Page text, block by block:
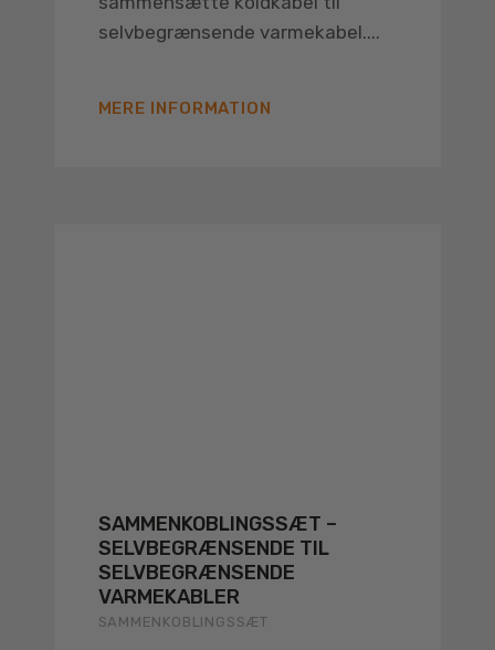
selvbegrænsende varmekabel....
MERE INFORMATION
SAMMENKOBLINGSSÆT –
SELVBEGRÆNSENDE TIL
SELVBEGRÆNSENDE
VARMEKABLER
SAMMENKOBLINGSSÆT